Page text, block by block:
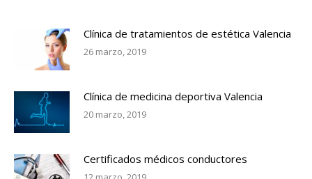
Clínica de tratamientos de estética Valencia
26 marzo, 2019
Clínica de medicina deportiva Valencia
20 marzo, 2019
Certificados médicos conductores